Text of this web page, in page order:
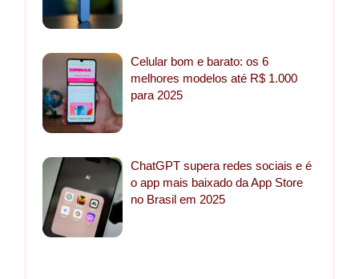
Celular bom e barato: os 6
melhores modelos até R$ 1.000
para 2025
ChatGPT supera redes sociais e é
o app mais baixado da App Store
no Brasil em 2025